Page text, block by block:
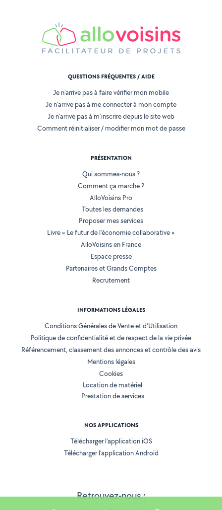
Retrouvez-nous :
QUESTIONS FRÉQUENTES / AIDE
Je n'arrive pas à faire vérifier mon mobile
Je n'arrive pas à me connecter à mon compte
Je n'arrive pas à m'inscrire depuis le site web
Comment réinitialiser / modifier mon mot de passe
PRÉSENTATION
Qui sommes-nous ?
Comment ça marche ?
AlloVoisins Pro
Toutes les demandes
Proposer mes services
Livre « Le futur de l'économie collaborative »
AlloVoisins en France
Espace presse
Partenaires et Grands Comptes
Recrutement
INFORMATIONS LÉGALES
Conditions Générales de Vente et d'Utilisation
Politique de confidentialité et de respect de la vie privée
Référencement, classement des annonces et contrôle des avis
Mentions légales
Cookies
Location de matériel
Prestation de services
NOS APPLICATIONS
Télécharger l’application iOS
Télécharger l’application Android